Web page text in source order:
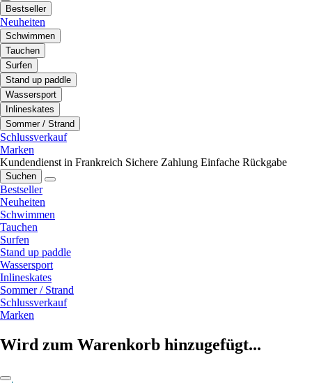
Bestseller
Neuheiten
Schwimmen
Tauchen
Surfen
Stand up paddle
Wassersport
Inlineskates
Sommer / Strand
Schlussverkauf
Marken
Kundendienst in Frankreich Sichere Zahlung Einfache Rückgabe
Suchen
Bestseller
Neuheiten
Schwimmen
Tauchen
Surfen
Stand up paddle
Wassersport
Inlineskates
Sommer / Strand
Schlussverkauf
Marken
Wird zum Warenkorb hinzugefügt...